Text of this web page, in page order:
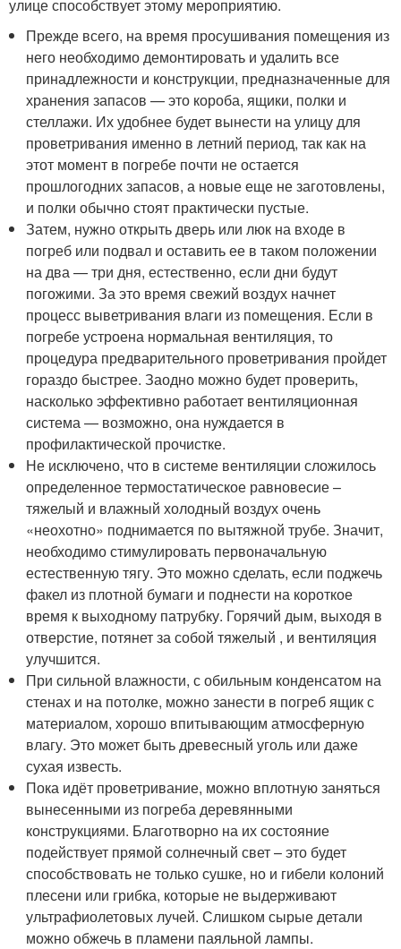
улице способствует этому мероприятию.
Прежде всего, на время просушивания помещения из
него необходимо демонтировать и удалить все
принадлежности и конструкции, предназначенные для
хранения запасов — это короба, ящики, полки и
стеллажи. Их удобнее будет вынести на улицу для
проветривания именно в летний период, так как на
этот момент в погребе почти не остается
прошлогодних запасов, а новые еще не заготовлены,
и полки обычно стоят практически пустые.
Затем, нужно открыть дверь или люк на входе в
погреб или подвал и оставить ее в таком положении
на два — три дня, естественно, если дни будут
погожими. За это время свежий воздух начнет
процесс выветривания влаги из помещения. Если в
погребе устроена нормальная вентиляция, то
процедура предварительного проветривания пройдет
гораздо быстрее. Заодно можно будет проверить,
насколько эффективно работает вентиляционная
система — возможно, она нуждается в
профилактической прочистке.
Не исключено, что в системе вентиляции сложилось
определенное термостатическое равновесие –
тяжелый и влажный холодный воздух очень
«неохотно» поднимается по вытяжной трубе. Значит,
необходимо стимулировать первоначальную
естественную тягу. Это можно сделать, если поджечь
факел из плотной бумаги и поднести на короткое
время к выходному патрубку. Горячий дым, выходя в
отверстие, потянет за собой тяжелый , и вентиляция
улучшится.
При сильной влажности, с обильным конденсатом на
стенах и на потолке, можно занести в погреб ящик с
материалом, хорошо впитывающим атмосферную
влагу. Это может быть древесный уголь или даже
сухая известь.
Пока идёт проветривание, можно вплотную заняться
вынесенными из погреба деревянными
конструкциями. Благотворно на их состояние
подействует прямой солнечный свет – это будет
способствовать не только сушке, но и гибели колоний
плесени или грибка, которые не выдерживают
ультрафиолетовых лучей. Слишком сырые детали
можно обжечь в пламени паяльной лампы.